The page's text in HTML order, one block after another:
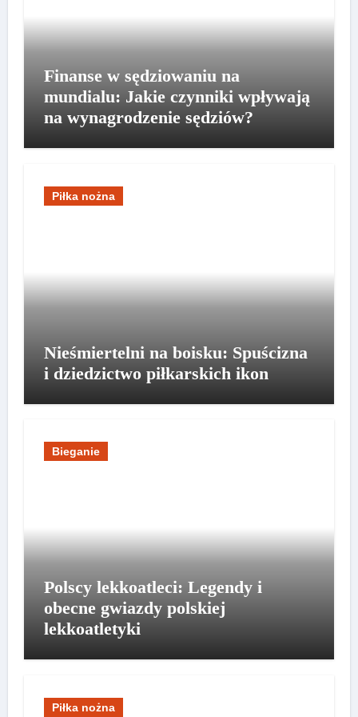
Finanse w sędziowaniu na
mundialu: Jakie czynniki wpływają
na wynagrodzenie sędziów?
Piłka nożna
Nieśmiertelni na boisku: Spuścizna
i dziedzictwo piłkarskich ikon
Bieganie
Polscy lekkoatleci: Legendy i
obecne gwiazdy polskiej
lekkoatletyki
Piłka nożna